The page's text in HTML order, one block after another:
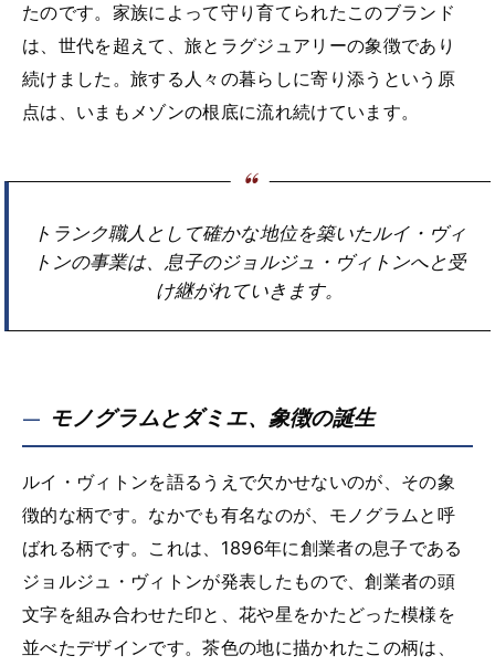
たのです。家族によって守り育てられたこのブランド
は、世代を超えて、旅とラグジュアリーの象徴であり
続けました。旅する人々の暮らしに寄り添うという原
点は、いまもメゾンの根底に流れ続けています。
トランク職人として確かな地位を築いたルイ・ヴィ
トンの事業は、息子のジョルジュ・ヴィトンへと受
け継がれていきます。
モノグラムとダミエ、象徴の誕生
ルイ・ヴィトンを語るうえで欠かせないのが、その象
徴的な柄です。なかでも有名なのが、モノグラムと呼
ばれる柄です。これは、1896年に創業者の息子である
ジョルジュ・ヴィトンが発表したもので、創業者の頭
文字を組み合わせた印と、花や星をかたどった模様を
並べたデザインです。茶色の地に描かれたこの柄は、